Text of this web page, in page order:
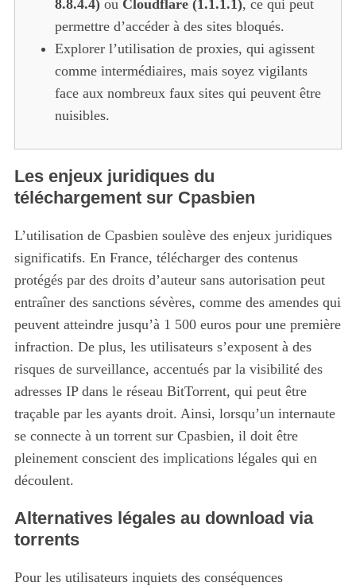
8.8.4.4)ou Cloudflare (1.1.1.1), ce qui peut
permettre d’accéder à des sites bloqués.
Explorer l’utilisation de proxies, qui agissent
comme intermédiaires, mais soyez vigilants
face aux nombreux faux sites qui peuvent être
nuisibles.
Les enjeux juridiques du
téléchargement sur Cpasbien
L’utilisation de Cpasbien soulève des enjeux juridiques
significatifs. En France, télécharger des contenus
protégés par des droits d’auteur sans autorisation peut
entraîner des sanctions sévères, comme des amendes qui
peuvent atteindre jusqu’à 1 500 euros pour une première
infraction. De plus, les utilisateurs s’exposent à des
risques de surveillance, accentués par la visibilité des
adresses IP dans le réseau BitTorrent, qui peut être
traçable par les ayants droit. Ainsi, lorsqu’un internaute
se connecte à un torrent sur Cpasbien, il doit être
pleinement conscient des implications légales qui en
découlent.
Alternatives légales au download via
torrents
Pour les utilisateurs inquiets des conséquences